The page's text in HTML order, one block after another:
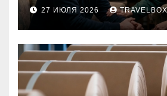
27 ИЮЛЯ 2026